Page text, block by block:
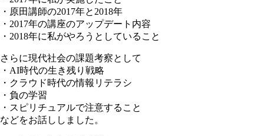
・原田講師の2017年と2018年
・2017年の講座のアップデート内容
・2018年に私がやろうとしていること
さらに現代社会の課題考察として
・AI時代の生き残り戦略
・クラウド時代の情報リテラシ
・負の学習
・スピリチュアルで注意すること
などをお話ししました。